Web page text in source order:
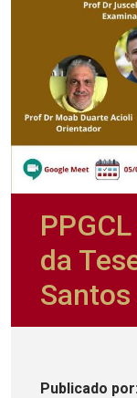
da
Publicado por